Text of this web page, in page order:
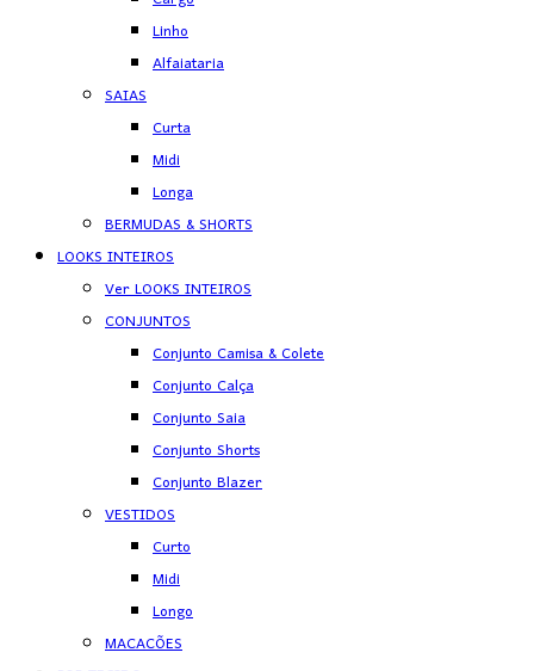
Linho
Alfaiataria
SAIAS
Curta
Midi
Longa
BERMUDAS & SHORTS
LOOKS INTEIROS
Ver LOOKS INTEIROS
CONJUNTOS
Conjunto Camisa & Colete
Conjunto Calça
Conjunto Saia
Conjunto Shorts
Conjunto Blazer
VESTIDOS
Curto
Midi
Longo
MACACÕES